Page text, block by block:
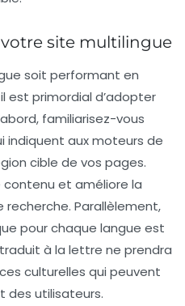
site multilingue
soit performant en
est primordial d’adopter
familiarisez-vous
indiquent aux moteurs de
cible de vos pages.
et améliore la
Parallèlement,
pour chaque langue est
à la lettre ne prendra
culturelles qui peuvent
des utilisateurs.